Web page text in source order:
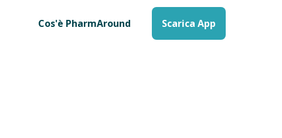
Cos'è PharmAround Scarica App